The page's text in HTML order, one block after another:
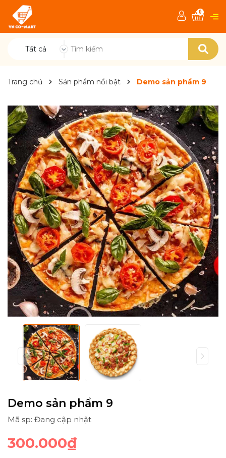
Tất cả
0
Trang chủ Sản phẩm nổi bật Demo sản phẩm 9
Demo sản phẩm 9
Mã sp: Đang cập nhật
300.000₫